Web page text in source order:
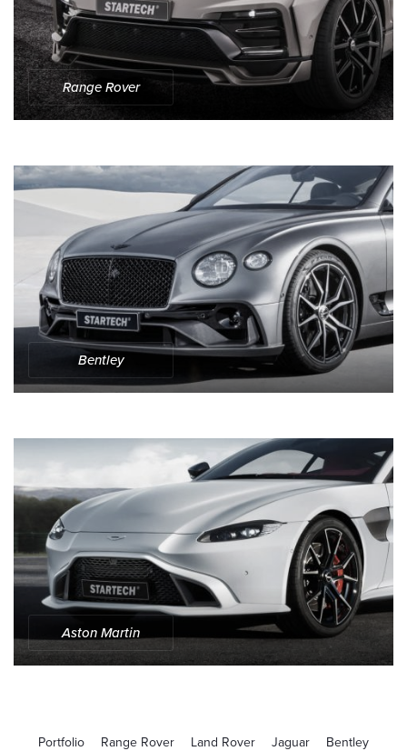
Range Rover
Bentley
Aston Martin
Portfolio Range Rover Land Rover Jaguar Bentley